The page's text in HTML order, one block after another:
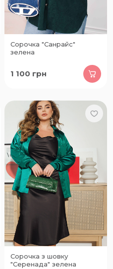
Сорочка "Санрайс"
зелена
1 100 грн
Сорочка з шовку
"Серенада" зелена